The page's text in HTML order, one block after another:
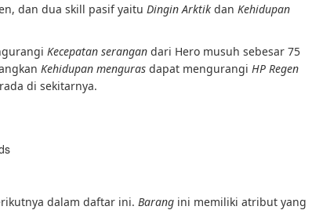
dan dua skill pasif yaitu Dingin Arktik dan Kehidupan
Kecepatan serangan dari Hero musuh sebesar 75
Kehidupan menguras dapat mengurangi HP Regen
di sekitarnya.
dalam daftar ini. Barang ini memiliki atribut yang